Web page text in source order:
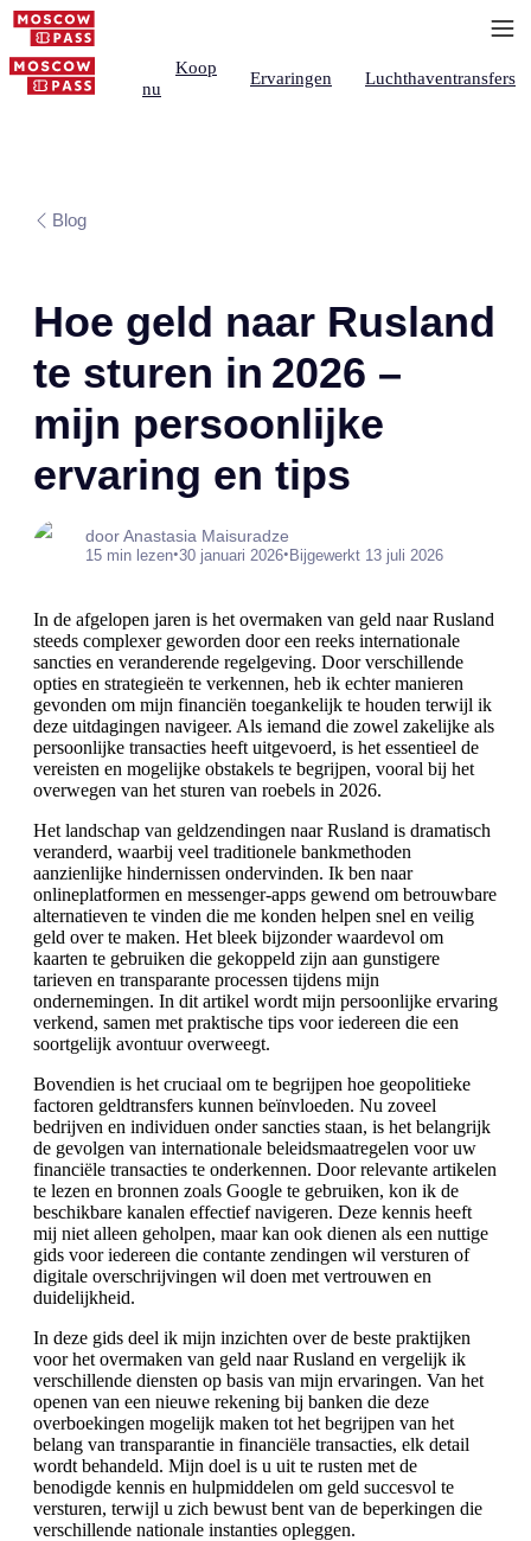
Koop
nu
Ervaringen Luchthaventransfers
Blog
Hoe geld naar Rusland
te sturen in 2026 –
mijn persoonlijke
ervaring en tips
door Anastasia Maisuradze
15 min lezen•30 januari 2026•Bijgewerkt 13 juli 2026
In de afgelopen jaren is het overmaken van geld naar Rusland
steeds complexer geworden door een reeks internationale
sancties en veranderende regelgeving. Door verschillende
opties en strategieën te verkennen, heb ik echter manieren
gevonden om mijn financiën toegankelijk te houden terwijl ik
deze uitdagingen navigeer. Als iemand die zowel zakelijke als
persoonlijke transacties heeft uitgevoerd, is het essentieel de
vereisten en mogelijke obstakels te begrijpen, vooral bij het
overwegen van het sturen van roebels in 2026.
Het landschap van geldzendingen naar Rusland is dramatisch
veranderd, waarbij veel traditionele bankmethoden
aanzienlijke hindernissen ondervinden. Ik ben naar
onlineplatformen en messenger-apps gewend om betrouwbare
alternatieven te vinden die me konden helpen snel en veilig
geld over te maken. Het bleek bijzonder waardevol om
kaarten te gebruiken die gekoppeld zijn aan gunstigere
tarieven en transparante processen tijdens mijn
ondernemingen. In dit artikel wordt mijn persoonlijke ervaring
verkend, samen met praktische tips voor iedereen die een
soortgelijk avontuur overweegt.
Bovendien is het cruciaal om te begrijpen hoe geopolitieke
factoren geldtransfers kunnen beïnvloeden. Nu zoveel
bedrijven en individuen onder sancties staan, is het belangrijk
de gevolgen van internationale beleidsmaatregelen voor uw
financiële transacties te onderkennen. Door relevante artikelen
te lezen en bronnen zoals Google te gebruiken, kon ik de
beschikbare kanalen effectief navigeren. Deze kennis heeft
mij niet alleen geholpen, maar kan ook dienen als een nuttige
gids voor iedereen die contante zendingen wil versturen of
digitale overschrijvingen wil doen met vertrouwen en
duidelijkheid.
In deze gids deel ik mijn inzichten over de beste praktijken
voor het overmaken van geld naar Rusland en vergelijk ik
verschillende diensten op basis van mijn ervaringen. Van het
openen van een nieuwe rekening bij banken die deze
overboekingen mogelijk maken tot het begrijpen van het
belang van transparantie in financiële transacties, elk detail
wordt behandeld. Mijn doel is u uit te rusten met de
benodigde kennis en hulpmiddelen om geld succesvol te
versturen, terwijl u zich bewust bent van de beperkingen die
verschillende nationale instanties opleggen.